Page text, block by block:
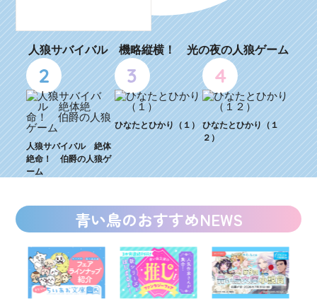
人狼サバイバル 機略縦横！ 光の夜の人狼ゲーム
2
人狼サバイバル 絶体
絶命！ 伯爵の人狼ゲ
ーム
3
ひなたとひかり（１）
4
ひなたとひかり（１
２）
青い鳥のおすすめNEWS